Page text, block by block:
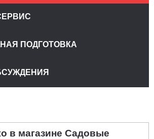
ПОДГОТОВКА
в магазине Садовые